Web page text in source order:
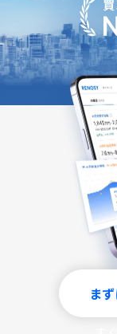
ま